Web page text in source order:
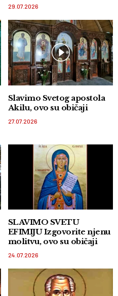
29.07.2026
Slavimo Svetog apostola
Akilu, ovo su običaji
27.07.2026
SLAVIMO SVETU
EFIMIJU Izgovorite njenu
molitvu, ovo su običaji
24.07.2026